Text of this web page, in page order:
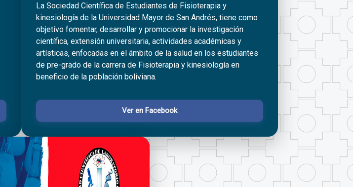
La Sociedad Científica de Estudiantes de Fisioterapia y
kinesiología de la Universidad Mayor de San Andrés, tiene como
objetivo fomentar, desarrollar y promocionar la investigación
científica, extensión universitaria, actividades académicas y
artísticas, enfocadas en el ámbito de la salud en los estudiantes
de pre-grado de la carrera de Fisioterapia y kinesiología en
beneficio de la población boliviana.
Ver en Facebook